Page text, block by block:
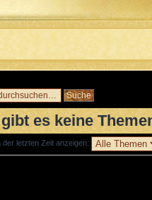
es keine
der letzten Zeit anzeigen: